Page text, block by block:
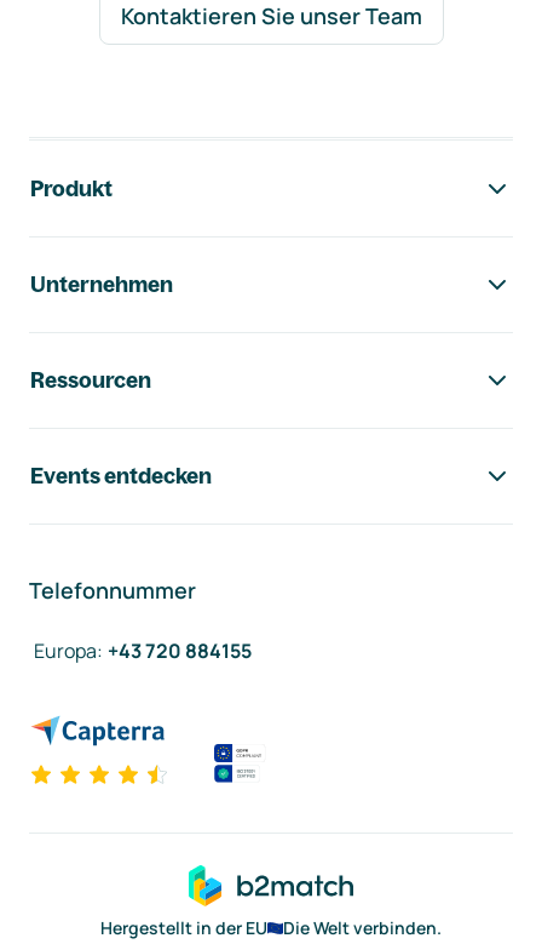
Kontaktieren Sie unser Team
Produkt
Unternehmen
Ressourcen
Events entdecken
Telefonnummer
Europa: +43 720 884155
Hergestellt in der EU
Die Welt verbinden.